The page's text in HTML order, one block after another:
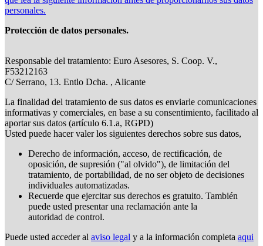
personales.
Protección de datos personales.
Responsable del tratamiento: Euro Asesores, S. Coop. V.,
F53212163
C/ Serrano, 13. Entlo Dcha. , Alicante
La finalidad del tratamiento de sus datos es enviarle comunicaciones
informativas y comerciales, en base a su consentimiento, facilitado al
aportar sus datos (artículo 6.1.a, RGPD)
Usted puede hacer valer los siguientes derechos sobre sus datos,
Derecho de información, acceso, de rectificación, de
oposición, de supresión ("al olvido"), de limitación del
tratamiento, de portabilidad, de no ser objeto de decisiones
individuales automatizadas.
Recuerde que ejercitar sus derechos es gratuito. También
puede usted presentar una reclamación ante la
autoridad de control.
Puede usted acceder al aviso legal y a la información completa aqui